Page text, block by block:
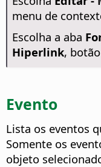
menu de
Escolha a aba
Hiperlink, botão
Evento
Lista os eventos
Somente os
objeto